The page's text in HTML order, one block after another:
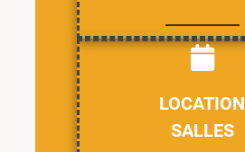
LOCATION
SALLES